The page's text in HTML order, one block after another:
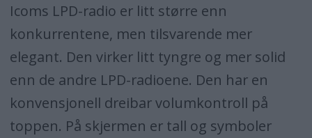
Icoms LPD-radio er litt større enn
konkurrentene, men tilsvarende mer
elegant. Den virker litt tyngre og mer solid
enn de andre LPD-radioene. Den har en
konvensjonell dreibar volumkontroll på
toppen. På skjermen er tall og symboler